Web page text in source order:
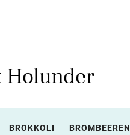
Holunder
BROKKOLI BROMBEEREN